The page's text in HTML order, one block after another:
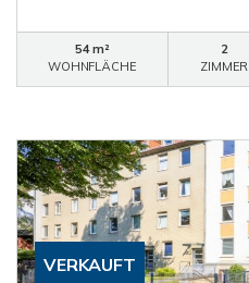
54 m²
WOHNFLÄCHE
2
ZIMMER
VERKAUFT